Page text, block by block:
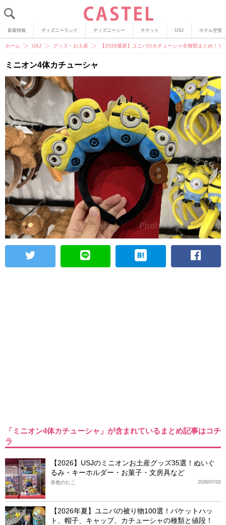
新着情報 ディズニーランド ディズニーシー チケット USJ ホテル空室
ホーム USJ グッズ・お土産 【2026最新】ユニバのカチューシャ全種類まとめ！
ミニオン4体カチューシャ
「ミニオン4体カチューシャ」が含まれているまとめ記事はコチ
ラ
【2026】USJのミニオンお土産グッズ35選！ぬいぐ
るみ・キーホルダー・お菓子・文房具など
2026/07/02
赤色のたこ
【2026年夏】ユニバの被り物100選！バケットハッ
ト、帽子、キャップ、カチューシャの種類と値段！